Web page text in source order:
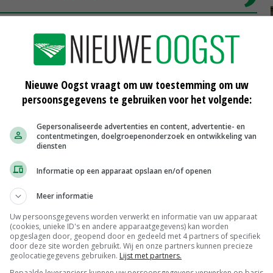
boer 30.000 euro minder eigen inkomen haalt uit
het inkomen van een gemiddelde
euro per jaarinkomen.
veel geld
met een structureel goed inkomen en die hun zaken
'Schouten-boeren'. In de berekeningen van
en het aandringen op extensivering
En het is niet best, laat staan motiverend. Geen
perspectief.
met meer verdienvermogen. Die discussie komt
Nieuwe Oogst vraagt om uw toestemming om uw
persoonsgegevens te gebruiken voor het volgende:
Gepersonaliseerde advertenties en content, advertentie- en
contentmetingen, doelgroepenonderzoek en ontwikkeling van
diensten
Informatie op een apparaat opslaan en/of openen
Meer informatie
Uw persoonsgegevens worden verwerkt en informatie van uw apparaat
(cookies, unieke ID's en andere apparaatgegevens) kan worden
opgeslagen door, geopend door en gedeeld met 4 partners of specifiek
door deze site worden gebruikt. Wij en onze partners kunnen precieze
geolocatiegegevens gebruiken. Lijst met partners.